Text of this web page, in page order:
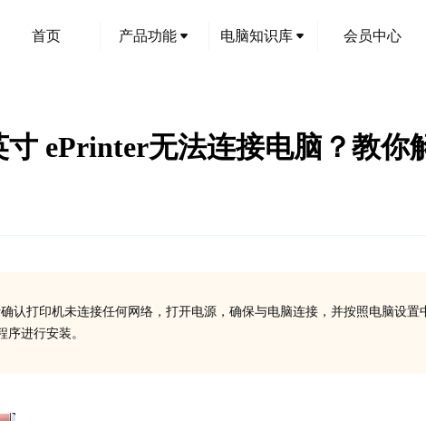
首页 产品功能 电脑知识库 会员中心
寸 ePrinter无法连接电脑？教你
认打印机未连接任何网络，打开电源，确保与电脑连接，并按照电脑设置
进行安装。